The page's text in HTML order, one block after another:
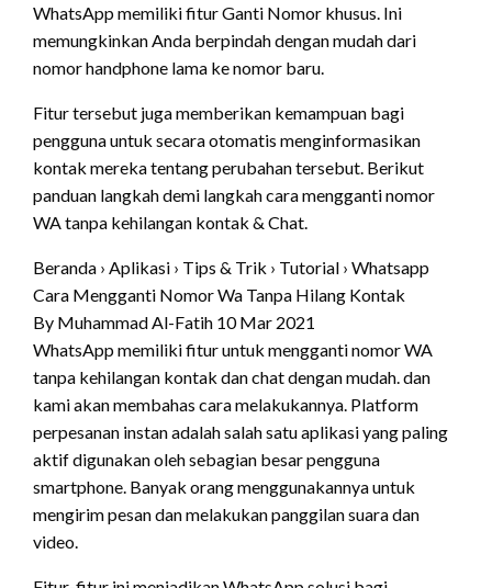
WhatsApp memiliki fitur Ganti Nomor khusus. Ini
memungkinkan Anda berpindah dengan mudah dari
nomor handphone lama ke nomor baru.
Fitur tersebut juga memberikan kemampuan bagi
pengguna untuk secara otomatis menginformasikan
kontak mereka tentang perubahan tersebut. Berikut
panduan langkah demi langkah cara mengganti nomor
WA tanpa kehilangan kontak & Chat.
Beranda › Aplikasi › Tips & Trik › Tutorial › Whatsapp
Cara Mengganti Nomor Wa Tanpa Hilang Kontak
By Muhammad Al-Fatih 10 Mar 2021
WhatsApp memiliki fitur untuk mengganti nomor WA
tanpa kehilangan kontak dan chat dengan mudah. dan
kami akan membahas cara melakukannya. Platform
perpesanan instan adalah salah satu aplikasi yang paling
aktif digunakan oleh sebagian besar pengguna
smartphone. Banyak orang menggunakannya untuk
mengirim pesan dan melakukan panggilan suara dan
video.